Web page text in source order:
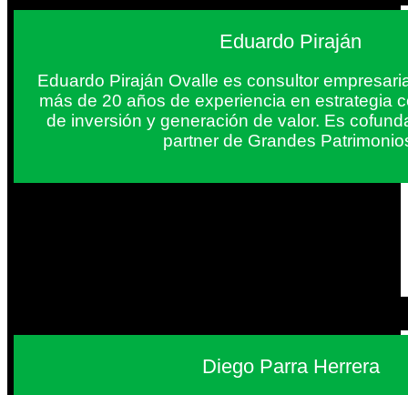
Eduardo Piraján
Eduardo Piraján Ovalle es consultor
más de 20 años de experiencia en estrategia
de inversión y generación de valor. Es
partner de Grandes
Diego Parra Herrera